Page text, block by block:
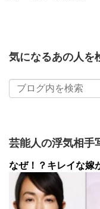
気になるあの人を
芸能人の浮気相
なぜ！？キレイな嫁